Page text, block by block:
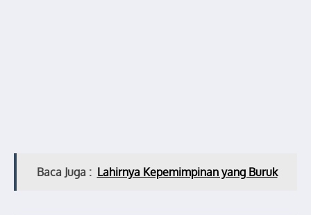
Baca Juga : Lahirnya Kepemimpinan yang Buruk